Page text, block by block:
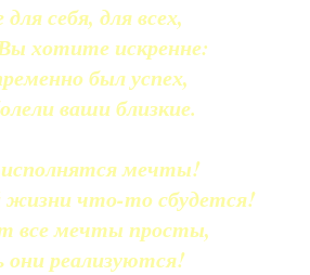
себя, для всех,
хотите искренне:
был успех,
ваши близкие.
мечты!
что-то сбудется!
все мечты просты,
реализуются!